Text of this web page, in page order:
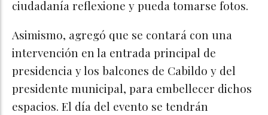
ciudadanía reflexione y pueda tomarse fotos.
Asimismo, agregó que se contará con una
intervención en la entrada principal de
presidencia y los balcones de Cabildo y del
presidente municipal, para embellecer dichos
espacios. El día del evento se tendrán